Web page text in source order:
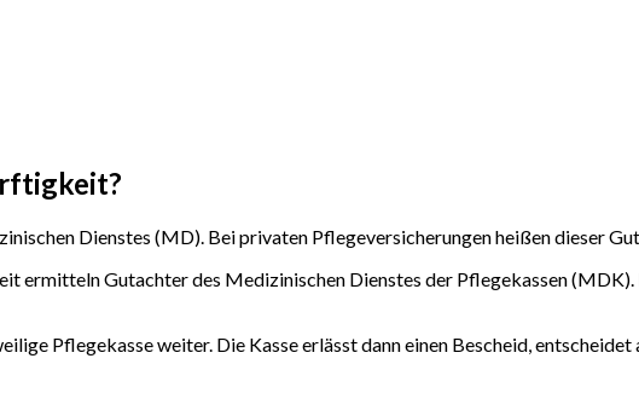
Dienstes (MD). Bei privaten Pflegeversicherungen heißen dieser
ermitteln Gutachter des Medizinischen Dienstes der Pflegekassen
Pflegekasse weiter. Die Kasse erlässt dann einen Bescheid,